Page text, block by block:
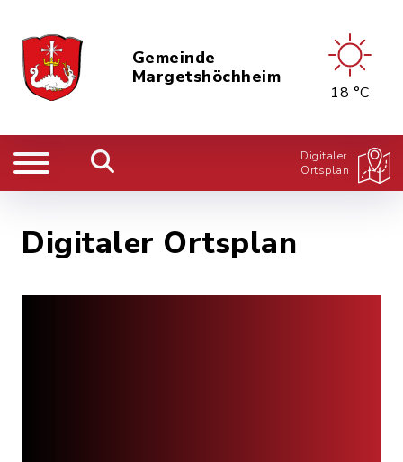
Gemeinde
Margetshöchheim
18 °C
Digitaler
Ortsplan
Digitaler Ortsplan